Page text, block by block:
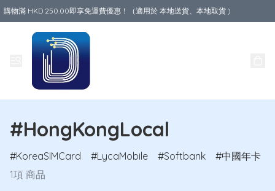
購物滿 HKD 250.00即享免運費優惠！（適用於 本地送貨、本地取貨 )
#HongKongLocal
KoreaSIMCard LycaMobile Softbank
中國年卡
1項 商品